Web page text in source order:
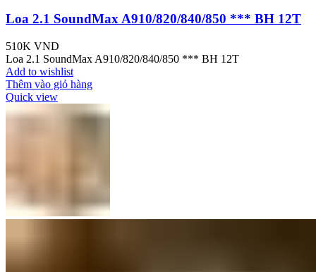
Loa 2.1 SoundMax A910/820/840/850 *** BH 12T
510K VND
Loa 2.1 SoundMax A910/820/840/850 *** BH 12T
Add to wishlist
Thêm vào giỏ hàng
Quick view